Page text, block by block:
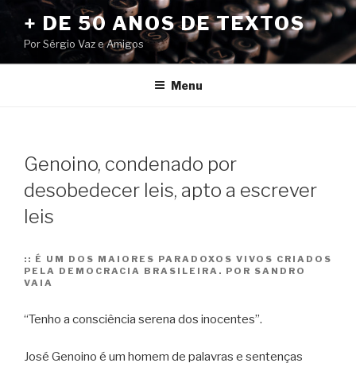
conteúdo
+ DE 50 ANOS DE TEXTOS
Por Sérgio Vaz e Amigos
Menu
Genoino, condenado por
desobedecer leis, apto a escrever
leis
:: É UM DOS MAIORES PARADOXOS VIVOS CRIADOS
PELA DEMOCRACIA BRASILEIRA. POR SANDRO
VAIA
“Tenho a consciência serena dos inocentes”.
José Genoino é um homem de palavras e sentenças